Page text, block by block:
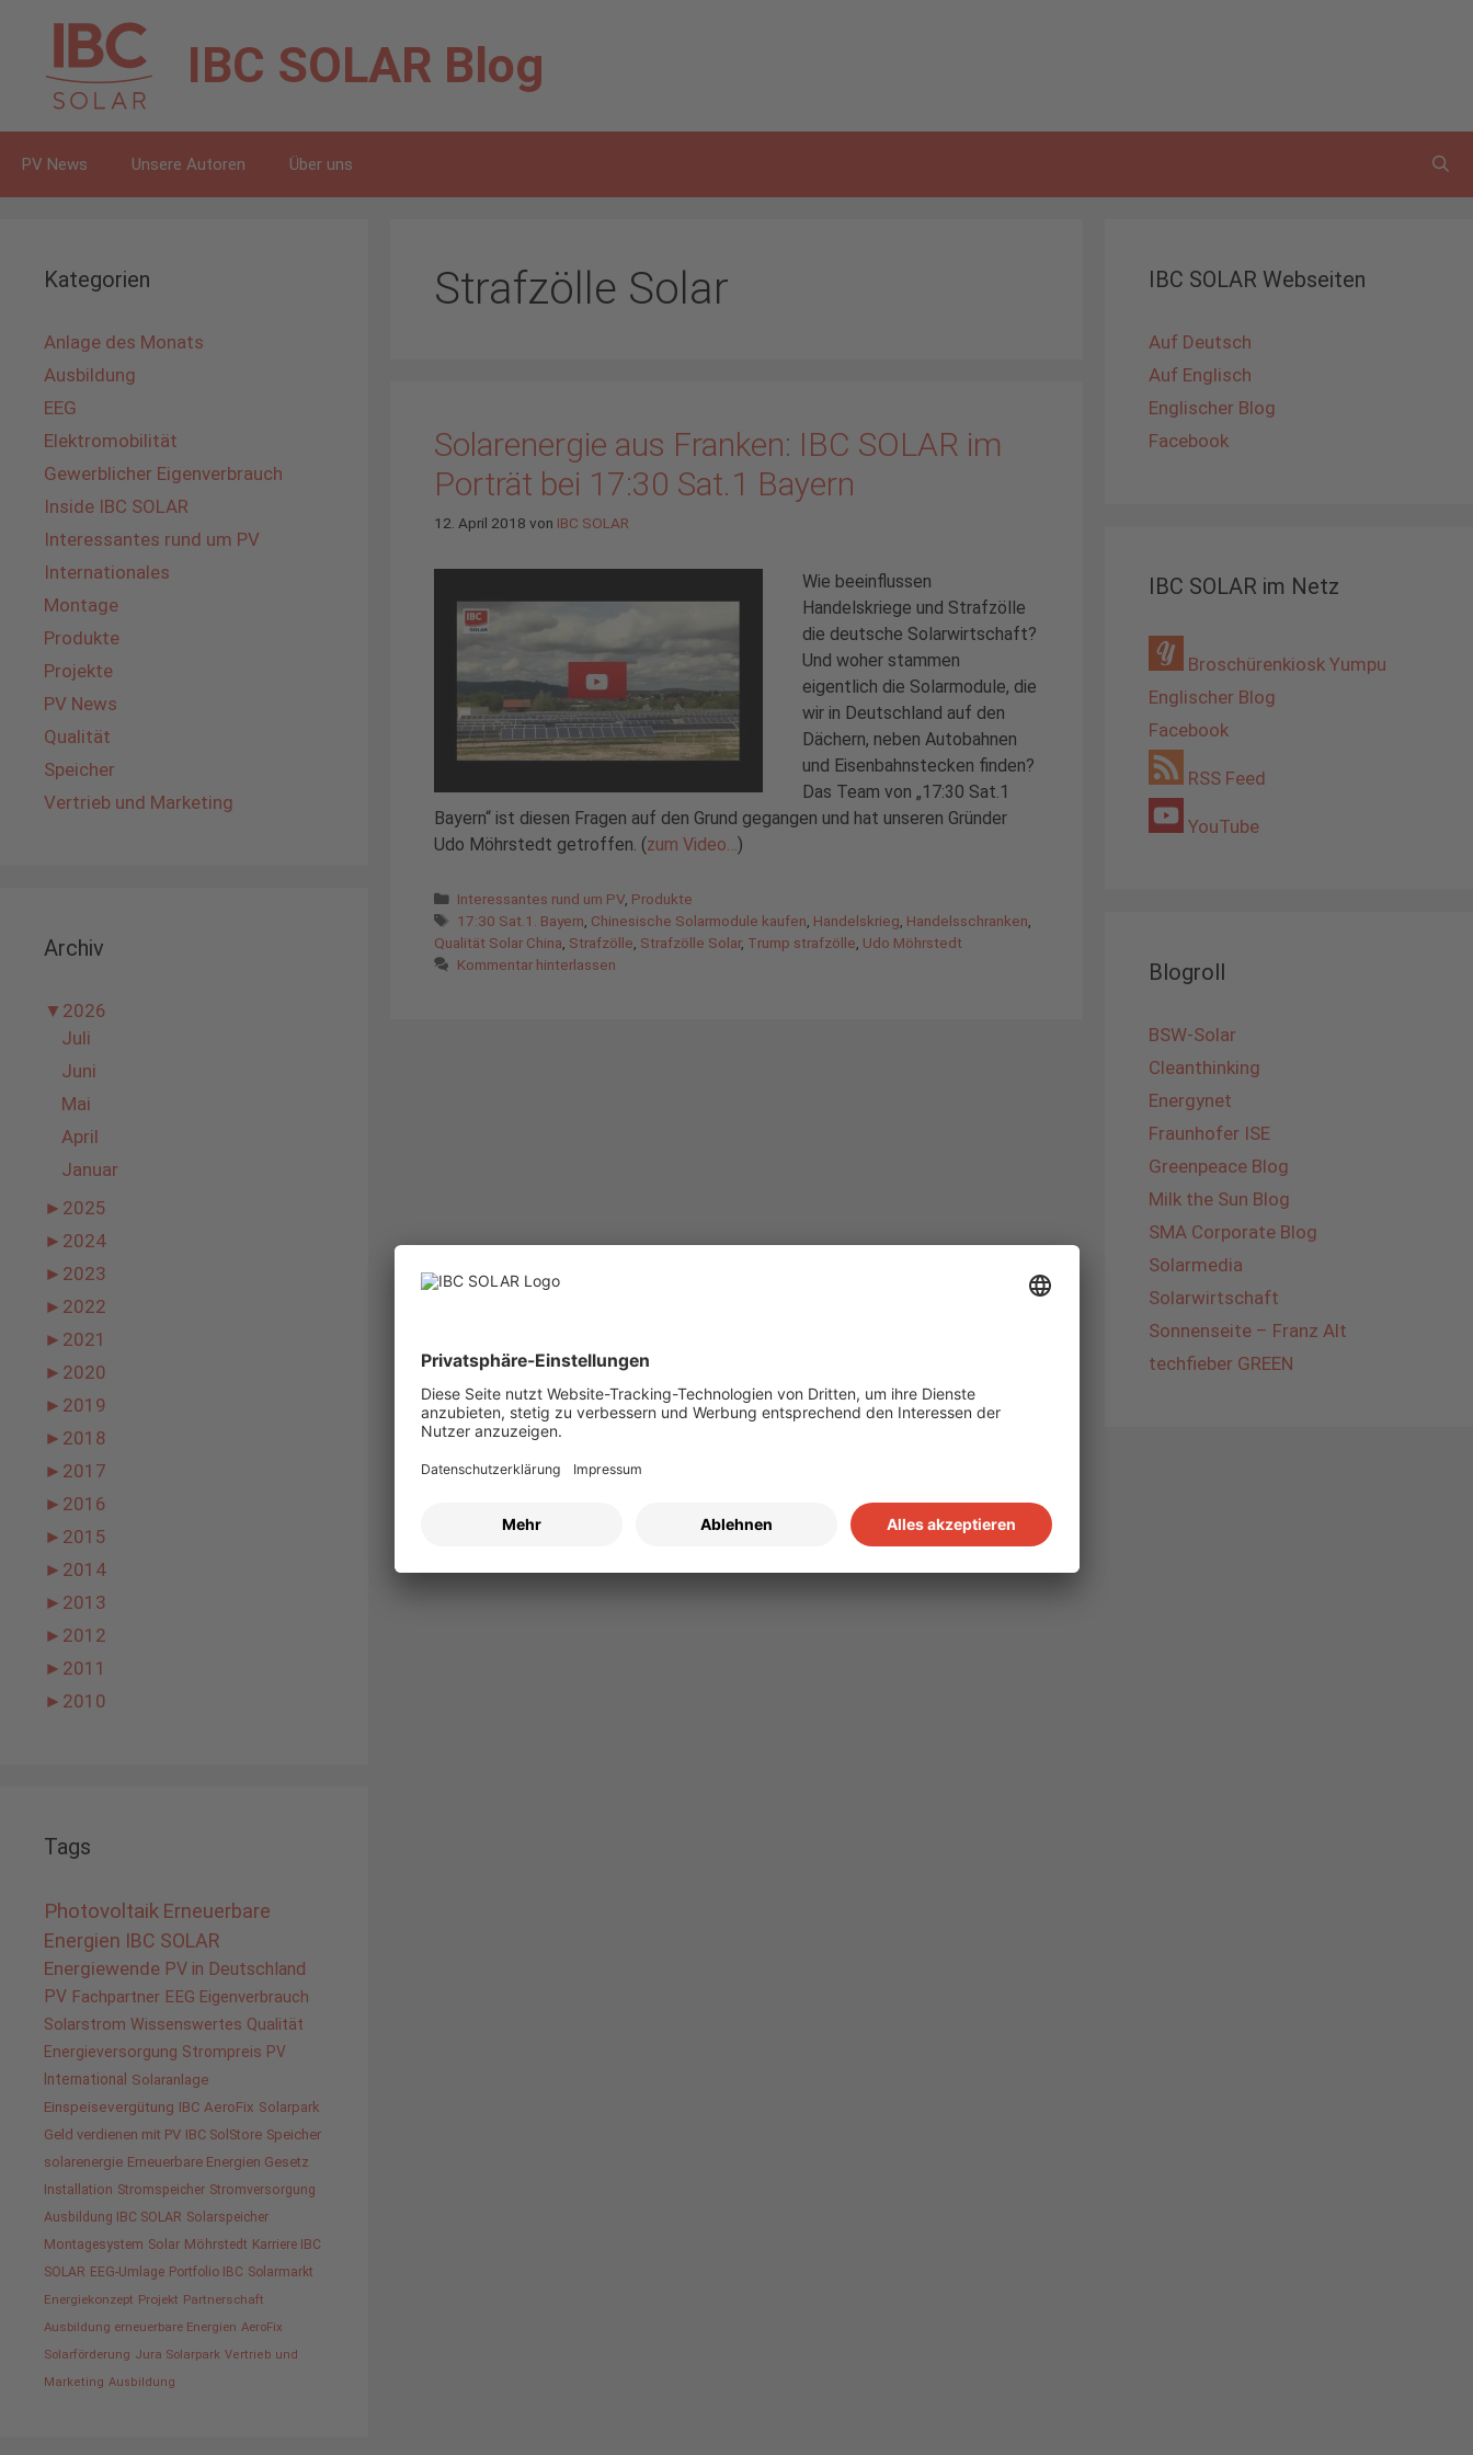
springen
IBC SOLAR Blog
PV News Unsere Autoren Über uns
Strafzölle Solar
Solarenergie aus Franken: IBC SOLAR im
Porträt bei 17:30 Sat.1 Bayern
12. April 2018 von IBC SOLAR
Wie beeinflussen
Handelskriege und Strafzölle
die deutsche Solarwirtschaft?
Und woher stammen
eigentlich die Solarmodule, die
wir in Deutschland auf den
Dächern, neben Autobahnen
und Eisenbahnstecken finden?
Das Team von „17:30 Sat.1
Bayern“ ist diesen Fragen auf den Grund gegangen und hat unseren Gründer
Udo Möhrstedt getroffen. (zum Video… )
Kategorien
Interessantes rund um PV Produkte
Schlagwörter
17:30 Sat.1. Bayern Chinesische Solarmodule kaufen Handelskrieg Handelsschranken
Qualität Solar China Strafzölle Strafzölle Solar, Trump strafzölle Udo Möhrstedt
Kommentar hinterlassen
Kategorien
Anlage des Monats
Ausbildung
EEG
Elektromobilität
Gewerblicher Eigenverbrauch
Inside IBC SOLAR
Interessantes rund um PV
Internationales
Montage
Produkte
Projekte
PV News
Qualität
Speicher
Vertrieb und Marketing
Archiv
▼ 2026
Juli
Juni
Mai
April
Januar
► 2025
► 2024
► 2023
► 2022
► 2021
► 2020
► 2019
► 2018
► 2017
► 2016
► 2015
► 2014
► 2013
► 2012
► 2011
► 2010
Tags
Photovoltaik Erneuerbare
Energien IBC SOLAR
Energiewende PV in Deutschland
PV Fachpartner EEG Eigenverbrauch
Solarstrom Wissenswertes Qualität
Energieversorgung Strompreis PV
International Solaranlage
Einspeisevergütung IBC AeroFix Solarpark
Geld verdienen mit PV IBC SolStore Speicher
solarenergie Erneuerbare Energien Gesetz
Installation Stromspeicher Stromversorgung
Ausbildung IBC SOLAR Solarspeicher
Montagesystem Solar Möhrstedt Karriere IBC
SOLAR EEG-Umlage Portfolio IBC Solarmarkt
Energiekonzept Projekt Partnerschaft
Ausbildung erneuerbare Energien AeroFix
Solarförderung Jura Solarpark Vertrieb und
Marketing Ausbildung
IBC SOLAR Webseiten
Auf Deutsch
Auf Englisch
Englischer Blog
Facebook
IBC SOLAR im Netz
Broschürenkiosk Yumpu
Englischer Blog
Facebook
RSS Feed
YouTube
Blogroll
BSW-Solar
Cleanthinking
Energynet
Fraunhofer ISE
Greenpeace Blog
Milk the Sun Blog
SMA Corporate Blog
Solarmedia
Solarwirtschaft
Sonnenseite – Franz Alt
techfieber GREEN